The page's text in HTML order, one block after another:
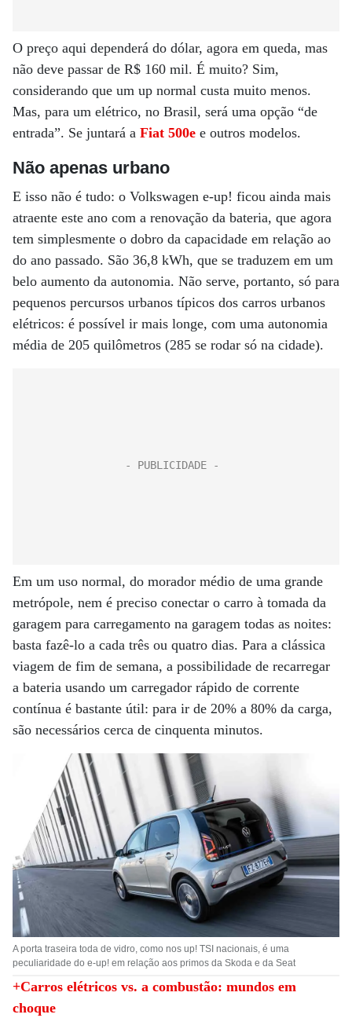
O preço aqui dependerá do dólar, agora em queda, mas
não deve passar de R$ 160 mil. É muito? Sim,
considerando que um up normal custa muito menos.
Mas, para um elétrico, no Brasil, será uma opção “de
entrada”. Se juntará a Fiat 500e e outros modelos.
Não apenas urbano
E isso não é tudo: o Volkswagen e-up! ficou ainda mais
atraente este ano com a renovação da bateria, que agora
tem simplesmente o dobro da capacidade em relação ao
do ano passado. São 36,8 kWh, que se traduzem em um
belo aumento da autonomia. Não serve, portanto, só para
pequenos percursos urbanos típicos dos carros urbanos
elétricos: é possível ir mais longe, com uma autonomia
média de 205 quilômetros (285 se rodar só na cidade).
Em um uso normal, do morador médio de uma grande
metrópole, nem é preciso conectar o carro à tomada da
garagem para carregamento na garagem todas as noites:
basta fazê-lo a cada três ou quatro dias. Para a clássica
viagem de fim de semana, a possibilidade de recarregar
a bateria usando um carregador rápido de corrente
contínua é bastante útil: para ir de 20% a 80% da carga,
são necessários cerca de cinquenta minutos.
A porta traseira toda de vidro, como nos up! TSI nacionais, é uma
peculiaridade do e-up! em relação aos primos da Skoda e da Seat
+Carros elétricos vs. a combustão: mundos em
choque